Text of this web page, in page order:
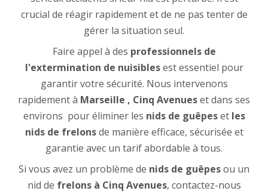
crucial de réagir rapidement et de ne pas tenter de
gérer la situation seul.
Faire appel à des professionnels de
l'extermination de nuisiblesest essentiel pour
garantir votre sécurité. Nous intervenons
rapidement à Marseille , Cinq Avenueset dans ses
environs pour éliminer les nids de guêpeset les
nids de frelonsde manière efficace, sécurisée et
garantie avec un tarif abordable à tous.
Si vous avez un problème de nids de guêpesou un
nid de frelons à Cinq Avenues, contactez-nous